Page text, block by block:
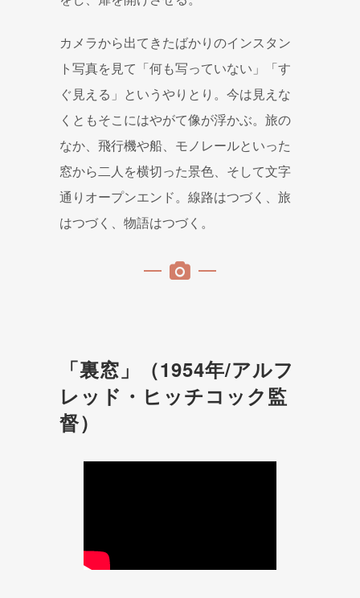
カメラから出てきたばかりのインスタン
ト写真を見て「何も写っていない」「す
ぐ見える」というやりとり。今は見えな
くともそこにはやがて像が浮かぶ。旅の
なか、飛行機や船、モノレールといった
窓から二人を横切った景色、そして文字
通りオープンエンド。線路はつづく、旅
はつづく、物語はつづく。
「裏窓」（1954年/アルフ
レッド・ヒッチコック監
督）